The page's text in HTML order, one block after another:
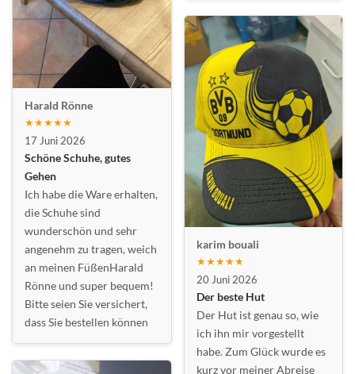
Harald Rönne
★★★★★
17 Juni 2026
Schöne Schuhe, gutes
Gehen
Ich habe die Ware erhalten,
die Schuhe sind
wunderschön und sehr
angenehm zu tragen, weich
an meinen FüßenHarald
Rönne und super bequem!
Bitte seien Sie versichert,
dass Sie bestellen können
karim bouali
★★★★★
20 Juni 2026
Der beste Hut
Der Hut ist genau so, wie
ich ihn mir vorgestellt
habe. Zum Glück wurde es
kurz vor meiner Abreise